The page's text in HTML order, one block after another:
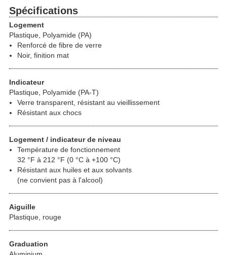
Spécifications
Logement
Plastique, Polyamide (PA)
Renforcé de fibre de verre
Noir, finition mat
Indicateur
Plastique, Polyamide (PA-T)
Verre transparent, résistant au vieillissement
Résistant aux chocs
Logement / indicateur de niveau
Température de fonctionnement
32 °F à 212 °F (0 °C à +100 °C)
Résistant aux huiles et aux solvants
(ne convient pas à l'alcool)
Aiguille
Plastique, rouge
Graduation